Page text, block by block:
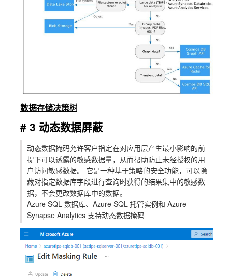
数据存储决策树
# 3 动态数据屏蔽
动态数据掩码允许客户指定在对应用层产生最小影响的前
提下可以透露的敏感数据量，从而帮助防止未经授权的用
户访问敏感数据。 它是一种基于策略的安全功能，可以隐
藏对指定数据库字段进行查询时获得的结果集中的敏感数
据，不会更改数据库中的数据。
Azure SQL 数据库、Azure SQL 托管实例和 Azure
Synapse Analytics 支持动态数据掩码